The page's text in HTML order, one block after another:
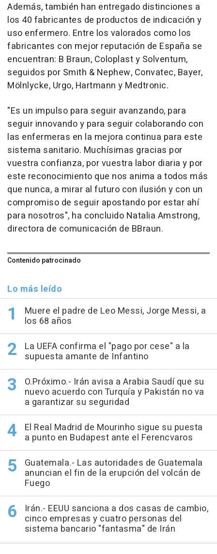
Además, también han entregado distinciones a
los 40 fabricantes de productos de indicación y
uso enfermero. Entre los valorados como los
fabricantes con mejor reputación de España se
encuentran: B Braun, Coloplast y Solventum,
seguidos por Smith & Nephew, Convatec, Bayer,
Mölnlycke, Urgo, Hartmann y Medtronic.
"Es un impulso para seguir avanzando, para
seguir innovando y para seguir colaborando con
las enfermeras en la mejora continua para este
sistema sanitario. Muchísimas gracias por
vuestra confianza, por vuestra labor diaria y por
este reconocimiento que nos anima a todos más
que nunca, a mirar al futuro con ilusión y con un
compromiso de seguir apostando por estar ahí
para nosotros", ha concluido Natalia Amstrong,
directora de comunicación de BBraun.
Contenido patrocinado
Lo más leído
Muere el padre de Leo Messi, Jorge Messi, a
los 68 años
La UEFA confirma el "pago por cese" a la
supuesta amante de Infantino
O.Próximo.- Irán avisa a Arabia Saudí que su
nuevo acuerdo con Turquía y Pakistán no va
a garantizar su seguridad
El Real Madrid de Mourinho sigue su puesta
a punto en Budapest ante el Ferencvaros
Guatemala.- Las autoridades de Guatemala
anuncian el fin de la erupción del volcán de
Fuego
Irán.- EEUU sanciona a dos casas de cambio,
cinco empresas y cuatro personas del
sistema bancario "fantasma" de Irán